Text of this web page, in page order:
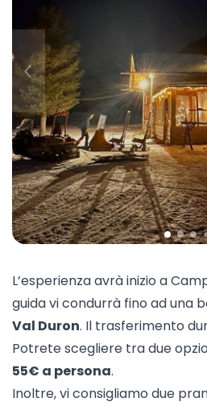
L’esperienza avrà inizio a
guida vi condurrà fino ad una
Val Duron. Il trasferimento
Potrete scegliere tra due
55€ a persona.
Inoltre, vi consigliamo due